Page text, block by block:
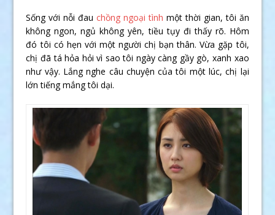
Sống với nỗi đau chồng ngoại tình một thời gian, tôi ăn
không ngon, ngủ không yên, tiều tụy đi thấy rõ. Hôm
đó tôi có hẹn với một người chị bạn thân. Vừa gặp tôi,
chị đã tá hỏa hỏi vì sao tôi ngày càng gầy gò, xanh xao
như vậy. Lắng nghe câu chuyện của tôi một lúc, chị lại
lớn tiếng mắng tôi dại.